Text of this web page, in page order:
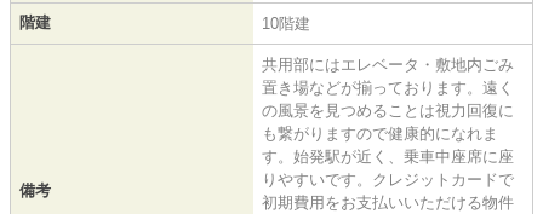
階建 10階建
備考
共用部にはエレベータ・敷地内ごみ
置き場などが揃っております。遠く
の風景を見つめることは視力回復に
も繋がりますので健康的になれま
す。始発駅が近く、乗車中座席に座
りやすいです。クレジットカードで
初期費用をお支払いいただける物件